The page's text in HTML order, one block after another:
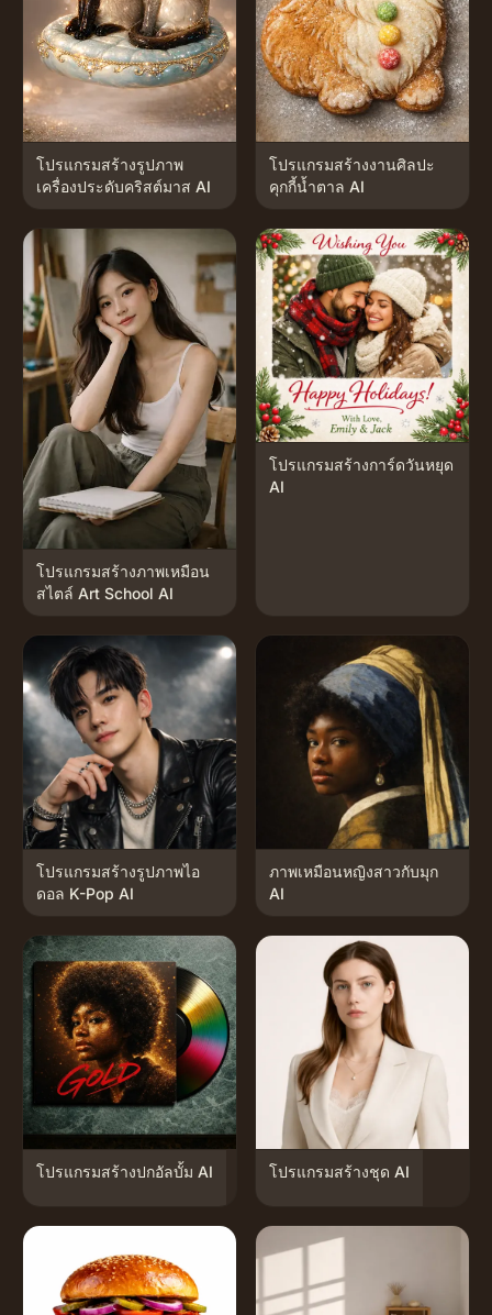
โปรแกรมสร้างรูปภาพ
เครื่องประดับคริสต์มาส AI
โปรแกรมสร้างงานศิลปะ
คุกกี้น้ำตาล AI
โปรแกรมสร้างภาพเหมือน
สไตล์ Art School AI
โปรแกรมสร้างการ์ดวันหยุด
AI
โปรแกรมสร้างรูปภาพไอ
ดอล K-Pop AI
ภาพเหมือนหญิงสาวกับมุก
AI
โปรแกรมสร้างปกอัลบั้ม AI โปรแกรมสร้างชุด AI